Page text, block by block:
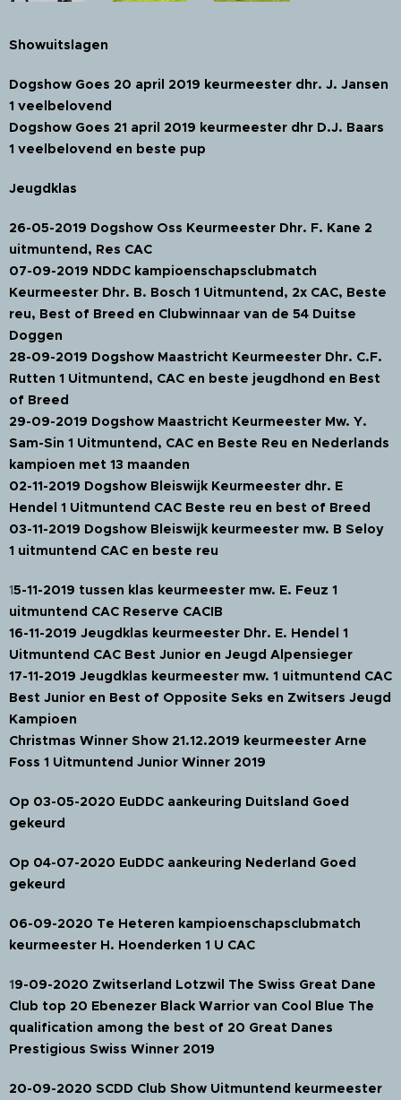
Showuitslagen
Dogshow Goes 20 april 2019 keurmeester dhr. J. Jansen
1 veelbelovend
Dogshow Goes 21 april 2019 keurmeester dhr D.J. Baars
1 veelbelovend en beste pup
Jeugdklas
26-05-2019 Dogshow Oss Keurmeester Dhr. F. Kane 2
uitmuntend, Res CAC
07-09-2019 NDDC kampioenschapsclubmatch
Keurmeester Dhr. B. Bosch 1 Uitmuntend, 2x CAC, Beste
reu, Best of Breed en Clubwinnaar van de 54 Duitse
Doggen
28-09-2019 Dogshow Maastricht Keurmeester Dhr. C.F.
Rutten 1 Uitmuntend, CAC en beste jeugdhond en Best
of Breed
29-09-2019 Dogshow Maastricht Keurmeester Mw. Y.
Sam-Sin 1 Uitmuntend, CAC en Beste Reu en Nederlands
kampioen met 13 maanden
02-11-2019 Dogshow Bleiswijk Keurmeester dhr. E
Hendel 1 Uitmuntend CAC Beste reu en best of Breed
03-11-2019 Dogshow Bleiswijk keurmeester mw. B Seloy
1 uitmuntend CAC en beste reu
15-11-2019 tussen klas keurmeester mw. E. Feuz 1
uitmuntend CAC Reserve CACIB
16-11-2019 Jeugdklas keurmeester Dhr. E. Hendel 1
Uitmuntend CAC Best Junior en Jeugd Alpensieger
17-11-2019 Jeugdklas keurmeester mw. 1 uitmuntend CAC
Best Junior en Best of Opposite Seks en Zwitsers Jeugd
Kampioen
Christmas Winner Show 21.12.2019 keurmeester Arne
Foss 1 Uitmuntend Junior Winner 2019
Op 03-05-2020 EuDDC aankeuring Duitsland Goed
gekeurd
Op 04-07-2020 EuDDC aankeuring Nederland Goed
gekeurd
06-09-2020 Te Heteren kampioenschapsclubmatch
keurmeester H. Hoenderken 1 U CAC
19-09-2020 Zwitserland Lotzwil The Swiss Great Dane
Club top 20 Ebenezer Black Warrior van Cool Blue The
qualification among the best of 20 Great Danes
Prestigious Swiss Winner 2019
20-09-2020 SCDD Club Show Uitmuntend keurmeester